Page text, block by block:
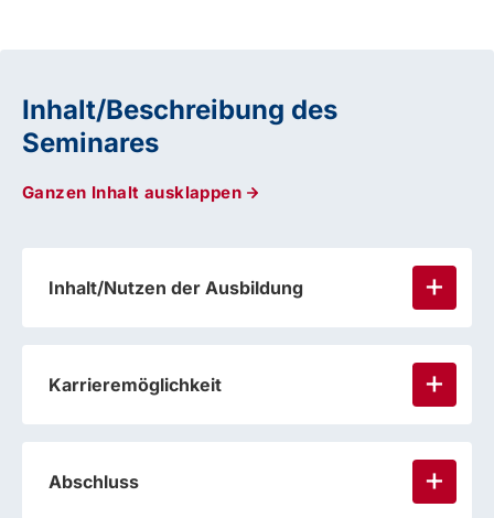
Inhalt/Beschreibung des
Seminares
Ganzen Inhalt ausklappen
Inhalt/Nutzen der Ausbildung
Karrieremöglichkeit
Abschluss